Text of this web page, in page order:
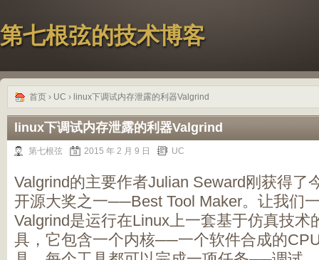
第七根弦的技术博客
首页 › UC › linux下调试内存泄露的利器Valgrind
linux下调试内存泄露的利器Valgrind
第七根弦 2015 年 2 月 9 日 UC
Valgrind的主要作者Julian Seward刚获得了
开源大奖之一──Best Tool Maker。让我们
Valgrind是运行在Linux上一套基于仿真技术
具，它包含一个内核──一个软件合成的